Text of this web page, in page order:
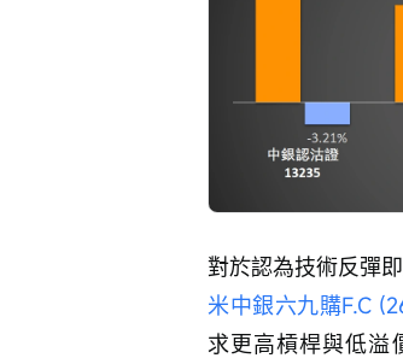
對於認為技術反彈
米中銀六九購F.C
求更高槓桿與低溢